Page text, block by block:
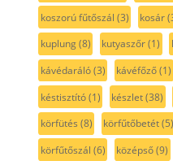
koszorú fűtőszál (3) kosár
kuplung(8) kutyaszőr(1)
kávédaráló(3) kávéfőző(1)
késtisztító(1) készlet(38)
körfütés (8) körfűtőbetét(5)
körfűtőszál (6) középső(9)